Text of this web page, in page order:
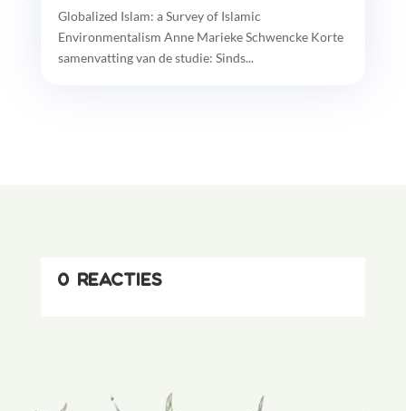
Globalized Islam: a Survey of Islamic
Environmentalism Anne Marieke Schwencke Korte
samenvatting van de studie: Sinds...
0 reacties